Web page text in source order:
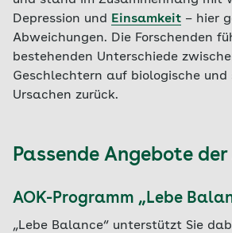
Depression und
Einsamkeit – hier
Abweichungen. Die Forschenden
bestehenden Unterschiede
Geschlechtern auf biologische und
Ursachen zurück.
Passende Angebote der
AOK-Programm „Lebe
„Lebe Balance“ unterstützt Sie